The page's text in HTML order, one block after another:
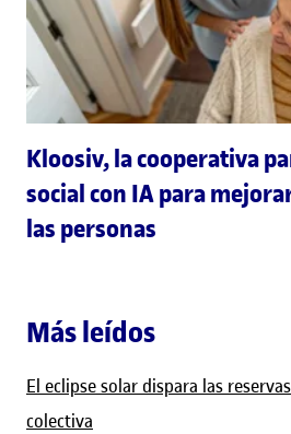
Kloosiv, la cooperativa
social con IA para
las personas
Más leídos
El eclipse solar dispara las
colectiva